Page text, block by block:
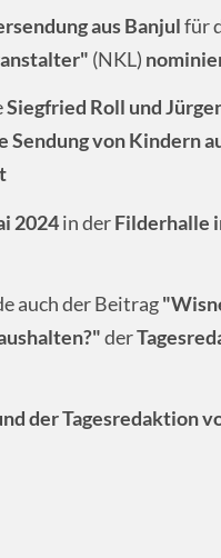
aus Banjulfür
(NKL)
Siegfried Roll und
von Kindern
2024in derFilderhalle
auch der Beitrag
der
der Tagesredaktion